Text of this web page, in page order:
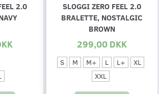
2.0
SLOGGI ZERO FEEL 2.0
BRALETTE, NOSTALGIC
BROWN
299,00 DKK
S M M+ L L+
XL
XXL